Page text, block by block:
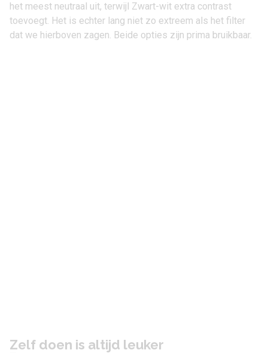
het meest neutraal uit, terwijl Zwart-wit extra contrast
toevoegt. Het is echter lang niet zo extreem als het filter
dat we hierboven zagen. Beide opties zijn prima bruikbaar.
Zelf doen is altijd leuker